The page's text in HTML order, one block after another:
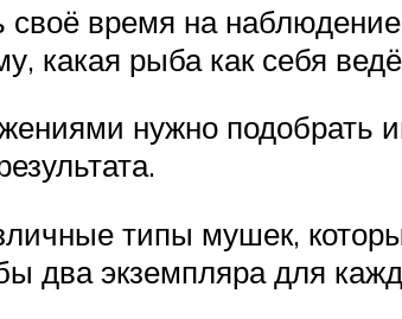
время на
какая рыба как себя
нужно подобрать
типы мушек,
два экземпляра для